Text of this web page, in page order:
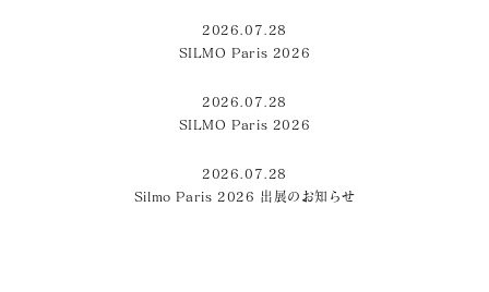
2026.07.28
SILMO Paris 2026
2026.07.28
SILMO Paris 2026
2026.07.28
Silmo Paris 2026 出展のお知らせ